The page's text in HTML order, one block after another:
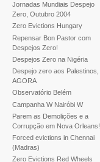
Jornadas Mundiais Despejo
Zero, Outubro 2004
Zero Evictions Hungary
Repensar Bon Pastor com
Despejos Zero!
Despejos Zero na Nigéria
Despejo zero aos Palestinos,
AGORA
Observatório Belém
Campanha W Nairóbi W
Parem as Demolições e a
Corrupção em Nova Orleans!
Forced evictions in Chennai
(Madras)
Zero Evictions Red Wheels